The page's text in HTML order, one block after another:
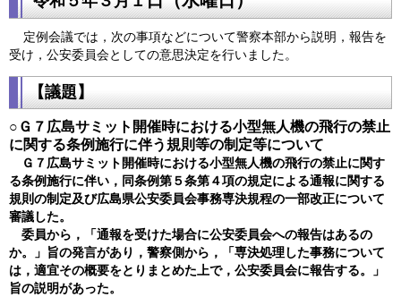
定例会議では，次の事項などについて警察本部から説明，報告を
受け，公安委員会としての意思決定を行いました。
【議題】
○​​Ｇ７広島サミット開催時における小型無人機の飛行の禁止
に関する条例施行に伴う規則等の制定等について
Ｇ７広島サミット開催時における小型無人機の飛行の禁止に関す
る条例施行に伴い，同条例第５条第４項の規定による通報に関する
規則の制定及び広島県公安委員会事務専決規程の一部改正について
審議した。
委員から，「通報を受けた場合に公安委員会への報告はあるの
か。」旨の発言があり，警察側から，「専決処理した事務について
は，適宜その概要をとりまとめた上で，公安委員会に報告する。」
旨の説明があった。